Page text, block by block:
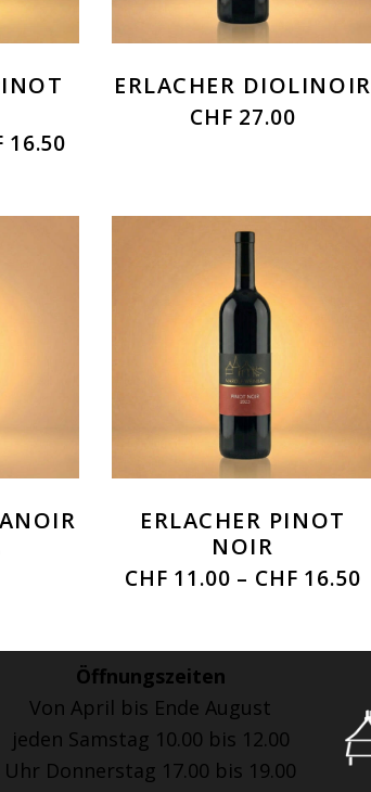
16.50
ERLACHER DIOLINOIR
CHF 27.00
ERLACHER PINOT
NOIR
CHF 11.00 – CHF 16.50
Öffnungszeiten
Von April bis Ende August
jeden Samstag 10.00 bis 12.00
Uhr Donnerstag 17.00 bis 19.00